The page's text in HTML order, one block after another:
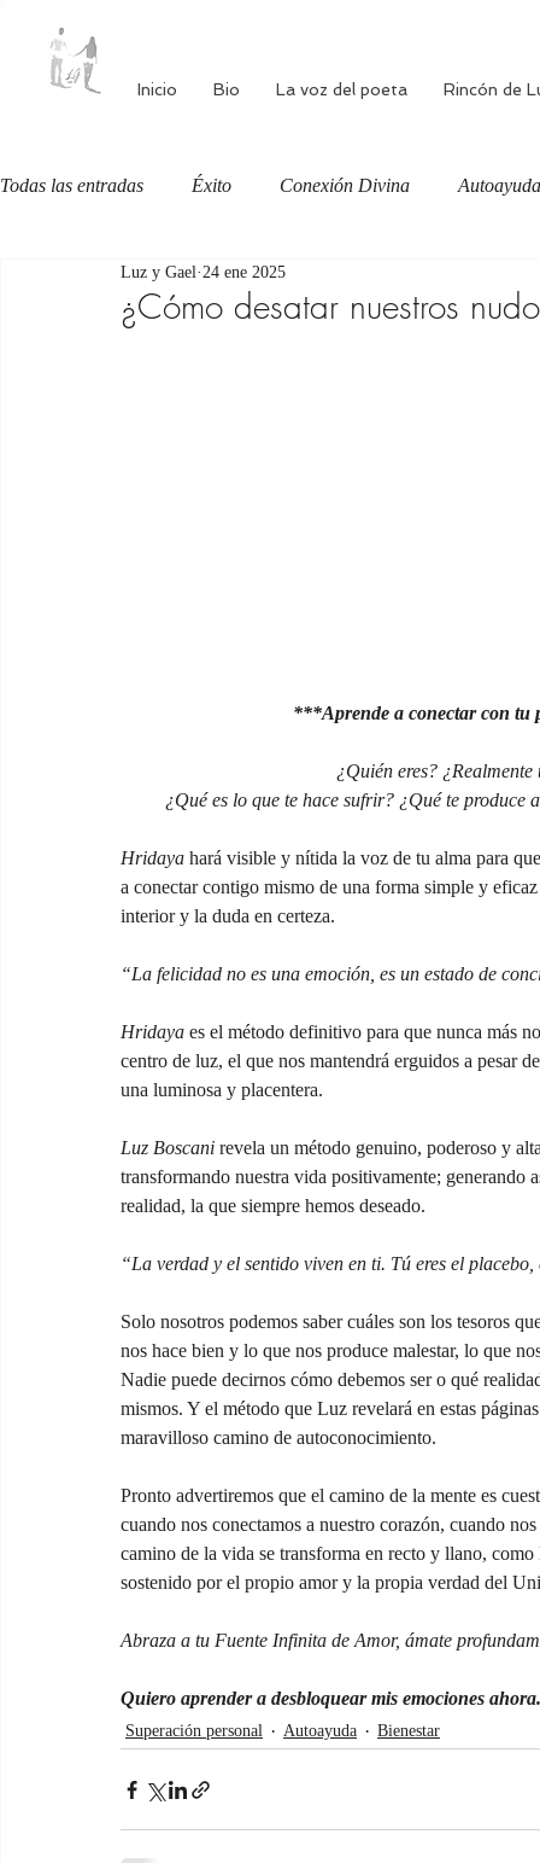
Inicio Bio La voz del poeta Rincón de
Todas las entradas Éxito Conexión Divina Autoayuda
Autoestima Alimentación consciente
¿Cómo desatar nuestros
Luz y Gael 24 ene 2025
***Aprende a conectar con
¿Quién eres?
¿Qué es lo que te hace sufrir? ¿Qué te produce
Hridaya hará visible y nítida la voz de tu alma para
a conectar contigo mismo de una forma simple y
interior y la duda en certeza.
“La felicidad no es una emoción, es un estado de
Hridaya es el método definitivo para que nunca más
centro de luz, el que nos mantendrá erguidos a pesar
una luminosa y placentera.
Luz Boscani revela un método genuino, poderoso y
transformando nuestra vida positivamente;
realidad, la que siempre hemos deseado.
“La verdad y el sentido viven en ti. Tú eres el
Solo nosotros podemos saber cuáles son los tesoros
nos hace bien y lo que nos produce malestar, lo que
Nadie puede decirnos cómo debemos ser o qué
mismos. Y el método que Luz revelará en estas
maravilloso camino de autoconocimiento.
Pronto advertiremos que el camino de la mente es
cuando nos conectamos a nuestro corazón, cuando
camino de la vida se transforma en recto y llano,
sostenido por el propio amor y la propia verdad del
Abraza a tu Fuente Infinita de Amor, ámate
Quiero aprender a desbloquear mis emociones
Superación personal Autoayuda Bienestar